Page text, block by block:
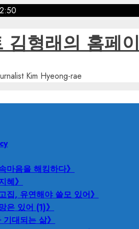
김형래의 홈페
Kim Hyeong-rae
마음을 해킹하다》
혜》
집, 유연해야 쓸모 있어》
은 있어 (1)》
기대되는 삶》